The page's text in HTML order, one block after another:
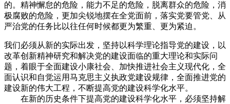
的。精神懈怠的危险，能力不足的危险，脱离群众的危险，消
极腐败的危险，更加尖锐地摆在全党面前，落实党要管党、从
严治党的任务比以往任何时候都更为繁重、更为紧迫。
我们必须从新的实际出发，坚持以科学理论指导党的建设，以
改革创新精神研究和解决党的建设面临的重大理论和实际问
题，着眼于全面建设小康社会、加快推进社会主义现代化，全
面认识和自觉运用马克思主义执政党建设规律，全面推进党的
建设新的伟大工程，不断提高党的建设科学化水平。
在新的历史条件下提高党的建设科学化水平，必须坚持解